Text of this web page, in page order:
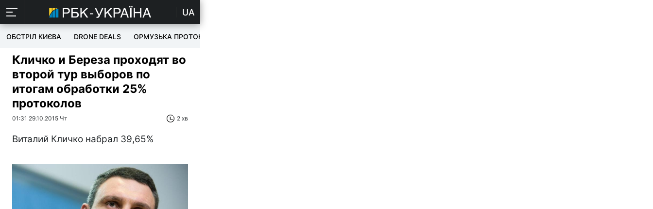
UA
ОБСТРІЛ КИЄВА DRONE DEALS ОРМУЗЬКА ПРОТОКА
Кличко и Береза проходят во
второй тур выборов по
итогам обработки 25%
протоколов
01:31 29.10.2015 Чт 2 хв
Виталий Кличко набрал 39,65%